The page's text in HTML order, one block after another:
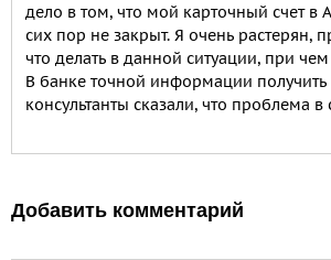
дело в том, что мой карточный счет в
сих пор не закрыт. Я очень растерян,
что делать в данной ситуации, при
В банке точной информации получить
консультанты сказали, что проблема в
Добавить комментарий